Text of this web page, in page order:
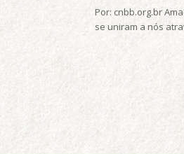
Por: cnbb.org.br
se uniram a nós